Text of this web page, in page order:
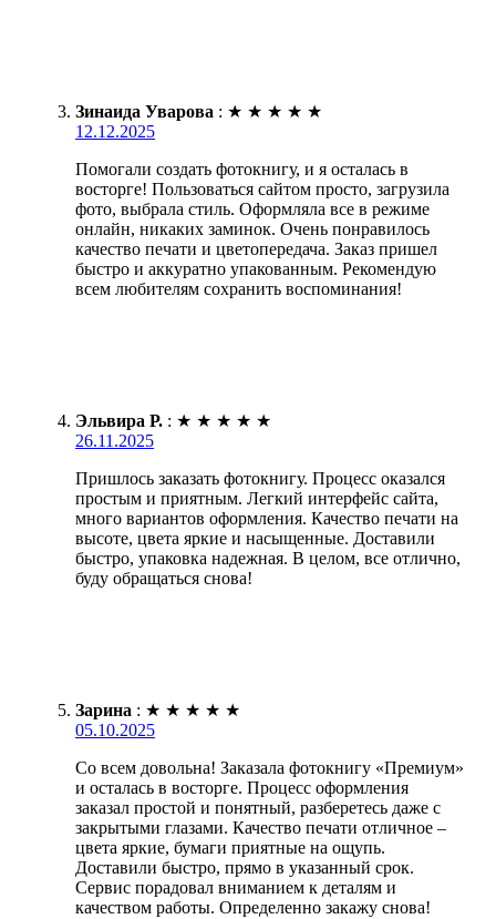
Зинаида Уварова : ★ ★ ★ ★ ★
12.12.2025
Помогали создать фотокнигу, и я осталась в
восторге! Пользоваться сайтом просто, загрузила
фото, выбрала стиль. Оформляла все в режиме
онлайн, никаких заминок. Очень понравилось
качество печати и цветопередача. Заказ пришел
быстро и аккуратно упакованным. Рекомендую
всем любителям сохранить воспоминания!
Эльвира Р. : ★ ★ ★ ★ ★
26.11.2025
Пришлось заказать фотокнигу. Процесс оказался
простым и приятным. Легкий интерфейс сайта,
много вариантов оформления. Качество печати на
высоте, цвета яркие и насыщенные. Доставили
быстро, упаковка надежная. В целом, все отлично,
буду обращаться снова!
Зарина : ★ ★ ★ ★ ★
05.10.2025
Со всем довольна! Заказала фотокнигу «Премиум»
и осталась в восторге. Процесс оформления
заказал простой и понятный, разберетесь даже с
закрытыми глазами. Качество печати отличное –
цвета яркие, бумаги приятные на ощупь.
Доставили быстро, прямо в указанный срок.
Сервис порадовал вниманием к деталям и
качеством работы. Определенно закажу снова!